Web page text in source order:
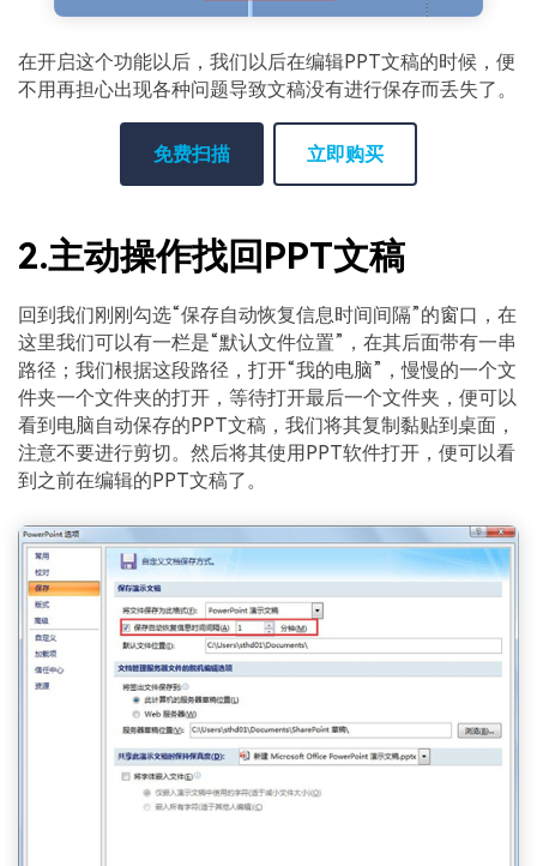
在开启这个功能以后，我们以后在编辑PPT文稿的时候，便
不用再担心出现各种问题导致文稿没有进行保存而丢失了。
免费扫描 立即购买
2.主动操作找回PPT文稿
回到我们刚刚勾选“保存自动恢复信息时间间隔”的窗口，在
这里我们可以有一栏是“默认文件位置”，在其后面带有一串
路径；我们根据这段路径，打开“我的电脑”，慢慢的一个文
件夹一个文件夹的打开，等待打开最后一个文件夹，便可以
看到电脑自动保存的PPT文稿，我们将其复制黏贴到桌面，
注意不要进行剪切。然后将其使用PPT软件打开，便可以看
到之前在编辑的PPT文稿了。